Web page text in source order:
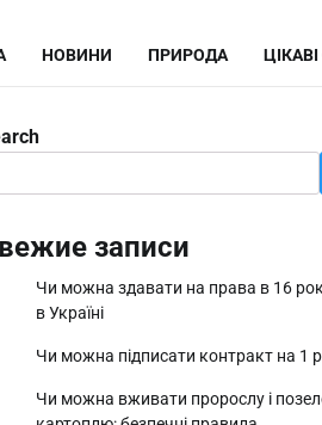
НОВИНИ ПРИРОДА
записи
Чи можна здавати на права в 16
в Україні
Чи можна підписати контракт на 1
Чи можна вживати пророслу і